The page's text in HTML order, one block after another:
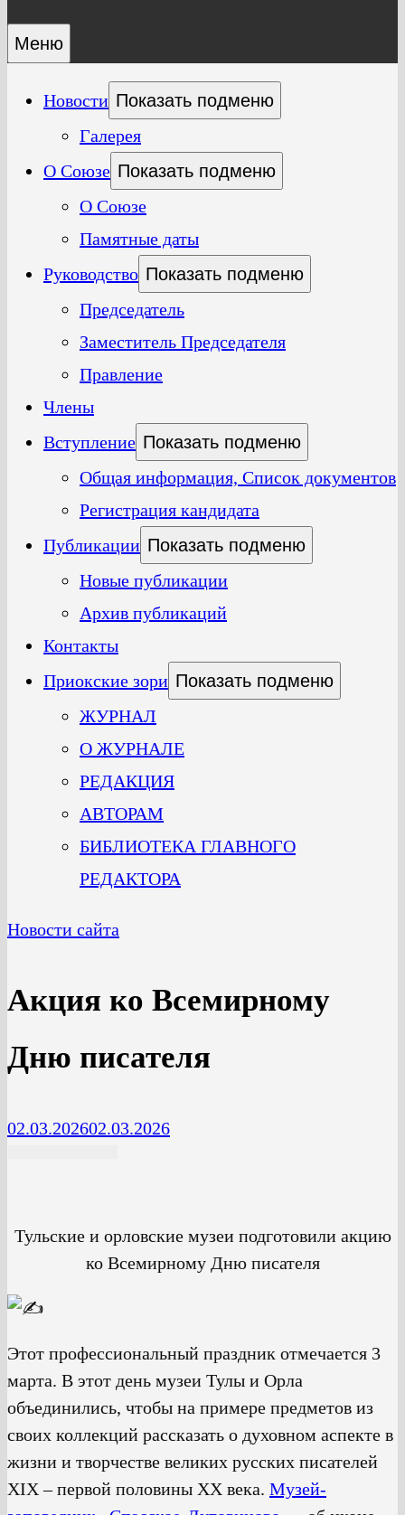
Меню
Новости Показать подменю
Галерея
О Союзе Показать подменю
О Союзе
Памятные даты
Руководство Показать подменю
Председатель
Заместитель Председателя
Правление
Члены
Вступление Показать подменю
Общая информация, Список документов
Регистрация кандидата
Публикации Показать подменю
Новые публикации
Архив публикаций
Контакты
Приокские зори Показать подменю
ЖУРНАЛ
О ЖУРНАЛЕ
РЕДАКЦИЯ
АВТОРАМ
БИБЛИОТЕКА ГЛАВНОГО
РЕДАКТОРА
Новости сайта
Акция ко Всемирному
Дню писателя
02.03.202602.03.2026
Тульские и орловские музеи подготовили акцию
ко Всемирному Дню писателя
Этот профессиональный праздник отмечается 3
марта. В этот день музеи Тулы и Орла
объединились, чтобы на примере предметов из
своих коллекций рассказать о духовном аспекте в
жизни и творчестве великих русских писателей
XIX – первой половины XX века. Музей-